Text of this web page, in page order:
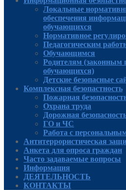
Локальные
обеспечения
обучающихся
Нормативное
Педагогическим
Обучающимся
Родителям (законным
обучающихся)
Детские безопасные
Комплексная безопастность
Пожарная
Охрана труда
Дорожная
ГО и ЧС
Работа с
Антитеррористическая
Анкета для опроса граждан
Часто задаваемые вопросы
Информация
ДЕЯТЕЛЬНОСТЬ
КОНТАКТЫ